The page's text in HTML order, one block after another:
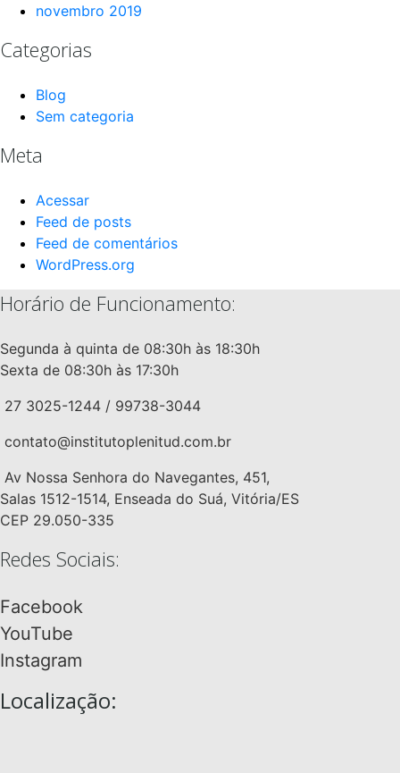
novembro 2019
Categorias
Blog
Sem categoria
Meta
Acessar
Feed de posts
Feed de comentários
WordPress.org
Horário de Funcionamento:
Segunda à quinta de 08:30h às 18:30h
Sexta de 08:30h às 17:30h
27 3025-1244 / 99738-3044
contato@institutoplenitud.com.br
Av Nossa Senhora do Navegantes, 451,
Salas 1512-1514, Enseada do Suá, Vitória/ES
CEP 29.050-335
Redes Sociais:
Facebook
YouTube
Instagram
Localização: